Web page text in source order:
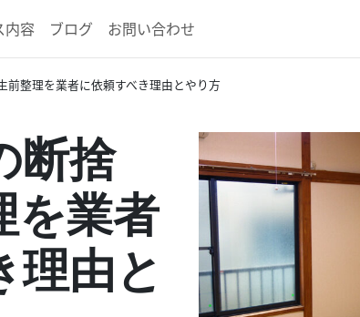
内容 ブログ お問い合わせ
前整理を業者に依頼すべき理由とやり方
断捨
を業者
理由と